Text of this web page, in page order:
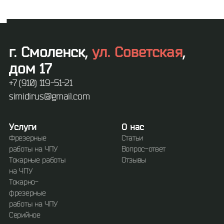
г. Смоленск,ул. Советская,
дом 17
+7 (910) 119-51-21
simidirus@gmail.com
Услуги
Фрезерные
работы на ЧПУ
Токарные работы
на ЧПУ
Токарно-
фрезерные
работы на ЧПУ
Серийное
О нас
Статьи
Вопрос-ответ
Отзывы